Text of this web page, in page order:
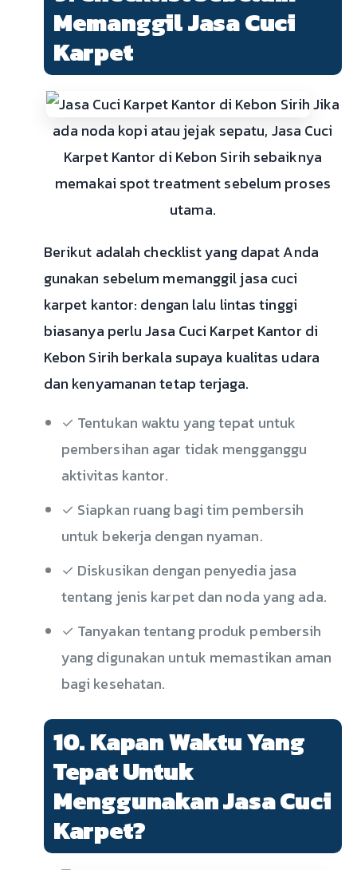
Memanggil Jasa Cuci
Karpet
Jika
ada noda kopi atau jejak sepatu, Jasa Cuci
Karpet Kantor di Kebon Sirih sebaiknya
memakai spot treatment sebelum proses
utama.
Berikut adalah checklist yang dapat Anda
gunakan sebelum memanggil jasa cuci
karpet kantor: dengan lalu lintas tinggi
biasanya perlu Jasa Cuci Karpet Kantor di
Kebon Sirih berkala supaya kualitas udara
dan kenyamanan tetap terjaga.
✓ Tentukan waktu yang tepat untuk
pembersihan agar tidak mengganggu
aktivitas kantor.
✓ Siapkan ruang bagi tim pembersih
untuk bekerja dengan nyaman.
✓ Diskusikan dengan penyedia jasa
tentang jenis karpet dan noda yang ada.
✓ Tanyakan tentang produk pembersih
yang digunakan untuk memastikan aman
bagi kesehatan.
10. Kapan Waktu Yang
Tepat Untuk
Menggunakan Jasa Cuci
Karpet?